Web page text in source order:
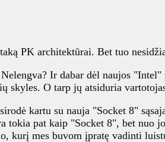
PK architektūrai. Bet tuo
Ir dabar dėl naujos
skyles. O tarp jų atsiduria
kartu su nauja "Socket 8"
tokia pat kaip "Socket 8", bet
kurį mes buvom įpratę vadinti